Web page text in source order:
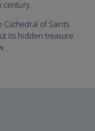
century.
Cathedral of Saints
its hidden treasure.